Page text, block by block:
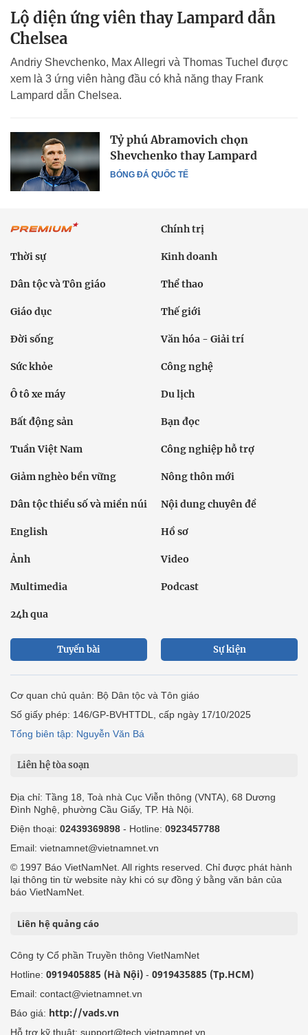
Lộ diện ứng viên thay Lampard dẫn
Chelsea
Andriy Shevchenko, Max Allegri và Thomas Tuchel được
xem là 3 ứng viên hàng đầu có khả năng thay Frank
Lampard dẫn Chelsea.
BÓNG ĐÁ QUỐC TẾ
Tỷ phú Abramovich chọn
Shevchenko thay Lampard
Chính trị
Thời sự Kinh doanh
Dân tộc và Tôn giáo Thể thao
Giáo dục Thế giới
Đời sống Văn hóa - Giải trí
Sức khỏe Công nghệ
Ô tô xe máy Du lịch
Bất động sản Bạn đọc
Tuần Việt Nam Công nghiệp hỗ trợ
Giảm nghèo bền vững Nông thôn mới
Dân tộc thiểu số và miền núi Nội dung chuyên đề
English Hồ sơ
Ảnh Video
Multimedia Podcast
24h qua
Tuyến bài Sự kiện
Cơ quan chủ quản: Bộ Dân tộc và Tôn giáo
Số giấy phép: 146/GP-BVHTTDL, cấp ngày 17/10/2025
Tổng biên tập: Nguyễn Văn Bá
Liên hệ tòa soạn
Địa chỉ: Tầng 18, Toà nhà Cục Viễn thông (VNTA), 68 Dương
Đình Nghệ, phường Cầu Giấy, TP. Hà Nội.
Điện thoại: 02439369898 - Hotline: 0923457788
Email: vietnamnet@vietnamnet.vn
© 1997 Báo VietNamNet. All rights reserved. Chỉ được phát hành
lại thông tin từ website này khi có sự đồng ý bằng văn bản của
báo VietNamNet.
Liên hệ quảng cáo
Công ty Cổ phần Truyền thông VietNamNet
Hotline: 0919405885 (Hà Nội) - 0919435885 (Tp.HCM)
Email: contact@vietnamnet.vn
Báo giá: http://vads.vn
Hỗ trợ kỹ thuật: support@tech.vietnamnet.vn